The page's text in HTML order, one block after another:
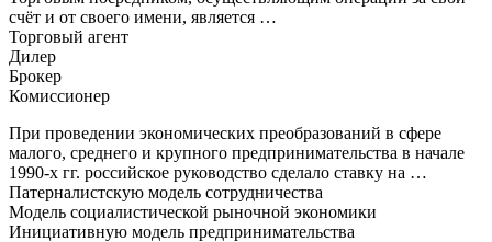
счёт и от своего имени, является …
Торговый агент
Дилер
Брокер
Комиссионер
При проведении экономических преобразований в сфере
малого, среднего и крупного предпринимательства в начале
1990-х гг. российское руководство сделало ставку на …
Патерналистскую модель сотрудничества
Модель социалистической рыночной экономики
Инициативную модель предпринимательства